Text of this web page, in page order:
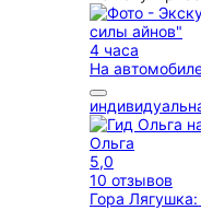
4 часа
На
Ольга
5,0
10 отзывов
Гора